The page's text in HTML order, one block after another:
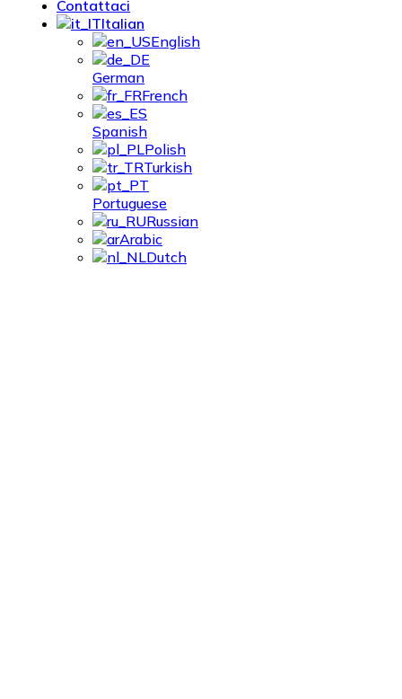
Contattaci
Italian
English
German
French
Spanish
Polish
Turkish
Portuguese
Russian
Arabic
Dutch